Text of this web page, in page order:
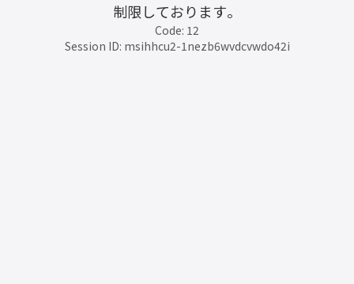
制限しております。
Code: 12
Session ID: msihhcu2-1nezb6wvdcvwdo42i